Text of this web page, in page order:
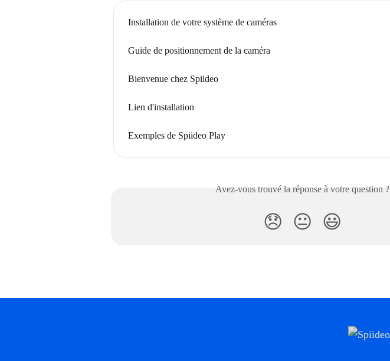
Installation de votre système de caméras
Guide de positionnement de la caméra
Bienvenue chez Spiideo
Lien d'installation
Exemples de Spiideo Play
Avez-vous trouvé la réponse à votre question ?
😞 😐 😃